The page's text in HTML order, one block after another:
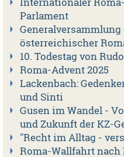
Parlament
österreichischer
10. Todestag von
Roma-Advent 2025
Lackenbach:
und Sinti
Gusen im Wandel -
und Zukunft der KZ-
"Recht im Alltag -
Roma-Wallfahrt nach